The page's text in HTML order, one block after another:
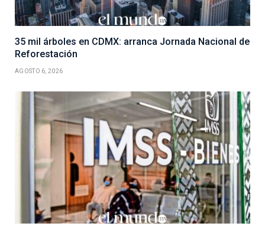
35 mil árboles en CDMX: arranca Jornada Nacional de
Reforestación
AGOSTO 6, 2026